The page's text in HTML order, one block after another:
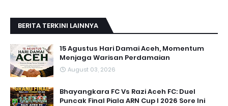
BERITA TERKINI LAINNYA
15 Agustus Hari Damai Aceh, Momentum
Menjaga Warisan Perdamaian
August 03, 2026
Bhayangkara FC Vs Razi Aceh FC: Duel
Puncak Final Piala ARN Cup I 2026 Sore Ini